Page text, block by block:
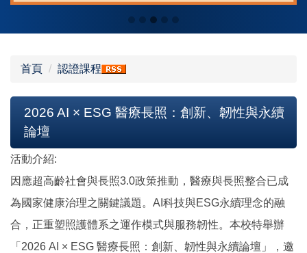
首頁 認證課程
2026 AI × ESG 醫療長照：創新、韌性與永續
論壇
活動介紹:
因應超高齡社會與長照3.0政策推動，醫療與長照整合已成
為國家健康治理之關鍵議題。AI科技與ESG永續理念的融
合，正重塑照護體系之運作模式與服務韌性。本校特舉辦
「2026 AI × ESG 醫療長照：創新、韌性與永續論壇」，邀